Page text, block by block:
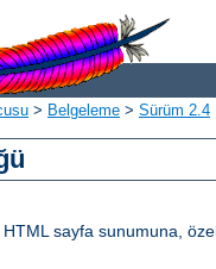
> Belgeleme > Sürüm 2.4
sayfa sunumuna,